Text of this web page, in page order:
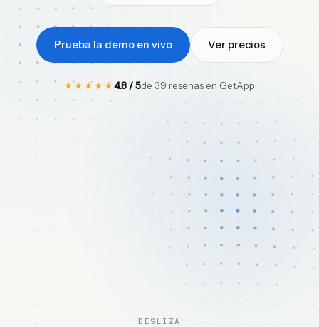
ES
Prueba la demo en vivo Ver precios
★★★★★4.8 / 5de 39 resenas en GetApp
DESLIZA